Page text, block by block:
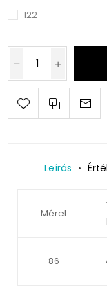
122
Leírás
Méret
86